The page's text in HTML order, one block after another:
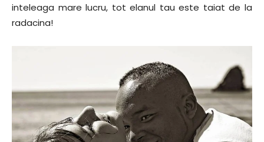
inteleaga mare lucru, tot elanul tau este taiat de la
radacina!